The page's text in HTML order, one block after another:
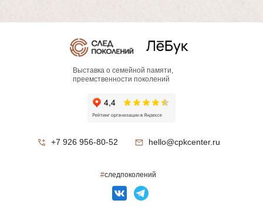
hello@cpkcenter.ru
+7 926 956-80-52
#следпоколений
Выставка о семейной памяти,
преемственности поколений